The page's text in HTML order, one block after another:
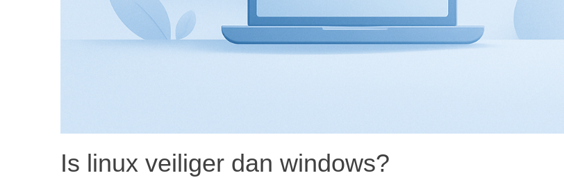
Is linux veiliger dan windows?